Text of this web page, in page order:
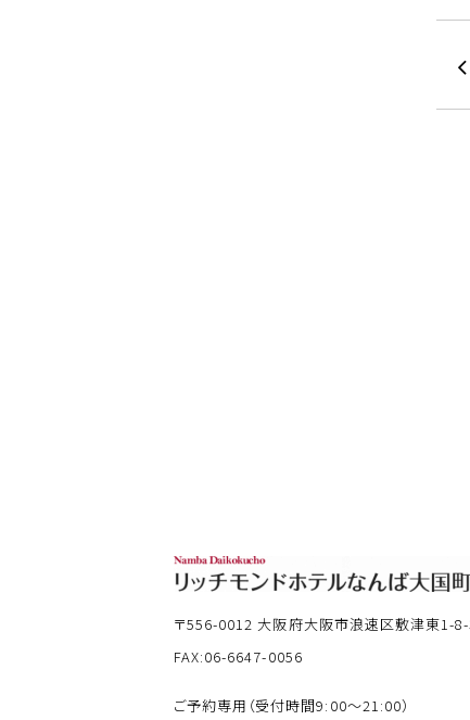
〒556-0012大阪府大阪市浪速区敷津東1-8-
FAX:06-6647-0056
ご予約専用（受付時間9:00～21:00）